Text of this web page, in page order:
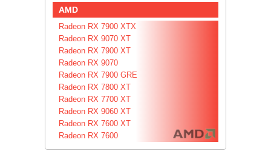
AMD
Radeon RX 7900 XTX
Radeon RX 9070 XT
Radeon RX 7900 XT
Radeon RX 9070
Radeon RX 7900 GRE
Radeon RX 7800 XT
Radeon RX 7700 XT
Radeon RX 9060 XT
Radeon RX 7600 XT
Radeon RX 7600